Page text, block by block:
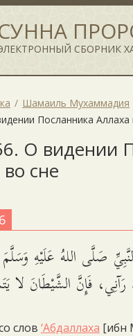
СБОРНИК
Шамаиль Мухаммадия
Посланника Аллаха
О видении
сне
صَلَّى اللهُ عَلَيْهِ
رَآنِي، فَإِنَّ الشَّيْطَانَ لا
слов ‘Абдаллаха [ибн